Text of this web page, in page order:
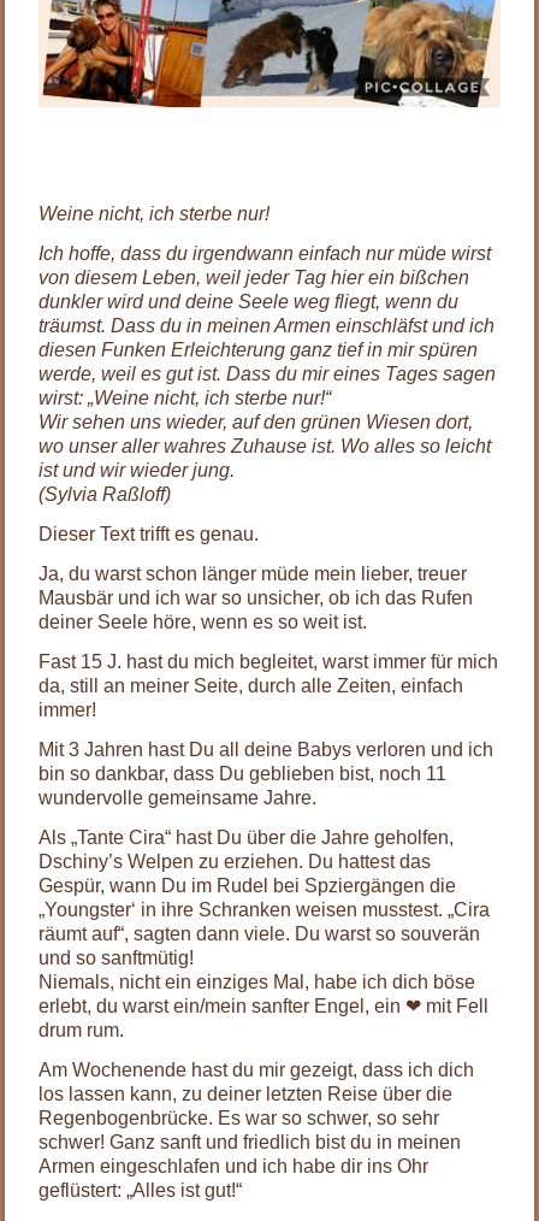
Weine nicht, ich sterbe nur!
Ich hoffe, dass du irgendwann einfach nur müde wirst
von diesem Leben, weil jeder Tag hier ein bißchen
dunkler wird und deine Seele weg fliegt, wenn du
träumst. Dass du in meinen Armen einschläfst und ich
diesen Funken Erleichterung ganz tief in mir spüren
werde, weil es gut ist. Dass du mir eines Tages sagen
wirst: „Weine nicht, ich sterbe nur!“
Wir sehen uns wieder, auf den grünen Wiesen dort,
wo unser aller wahres Zuhause ist. Wo alles so leicht
ist und wir wieder jung.
(Sylvia Raßloff)
Dieser Text trifft es genau.
Ja, du warst schon länger müde mein lieber, treuer
Mausbär und ich war so unsicher, ob ich das Rufen
deiner Seele höre, wenn es so weit ist.
Fast 15 J. hast du mich begleitet, warst immer für mich
da, still an meiner Seite, durch alle Zeiten, einfach
immer!
Mit 3 Jahren hast Du all deine Babys verloren und ich
bin so dankbar, dass Du geblieben bist, noch 11
wundervolle gemeinsame Jahre.
Als „Tante Cira“ hast Du über die Jahre geholfen,
Dschiny’s Welpen zu erziehen. Du hattest das
Gespür, wann Du im Rudel bei Spziergängen die
„Youngster‘ in ihre Schranken weisen musstest. „Cira
räumt auf“, sagten dann viele. Du warst so souverän
und so sanftmütig!
Niemals, nicht ein einziges Mal, habe ich dich böse
erlebt, du warst ein/mein sanfter Engel, ein ❤ mit Fell
drum rum.
Am Wochenende hast du mir gezeigt, dass ich dich
los lassen kann, zu deiner letzten Reise über die
Regenbogenbrücke. Es war so schwer, so sehr
schwer! Ganz sanft und friedlich bist du in meinen
Armen eingeschlafen und ich habe dir ins Ohr
geflüstert: „Alles ist gut!“